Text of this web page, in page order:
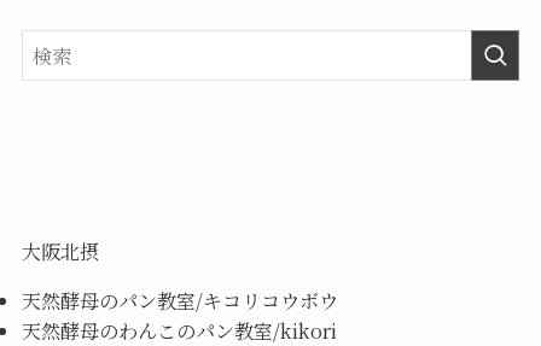
大阪北摂
天然酵母のパン教室/キコリコウボウ
天然酵母のわんこのパン教室/kikori